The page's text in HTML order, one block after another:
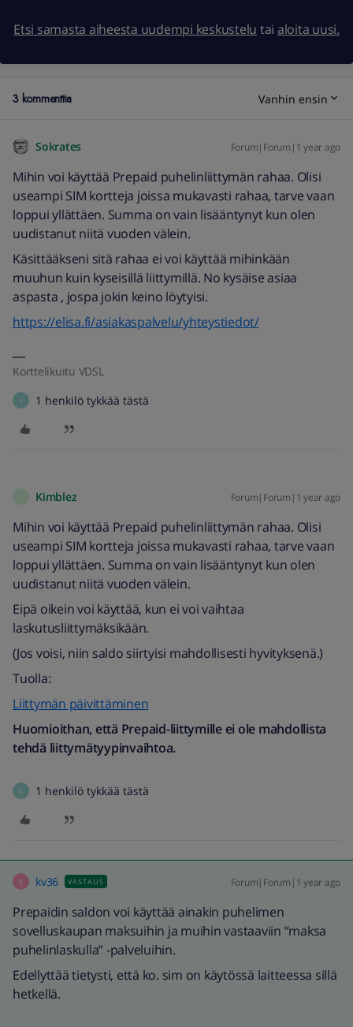
Etsi samasta aiheesta uudempi keskustelu tai aloita uusi.
3 kommenttia Vanhin ensin
Sokrates Forum|Forum|1 year ago
Mihin voi käyttää Prepaid puhelinliittymän rahaa. Olisi
useampi SIM kortteja joissa mukavasti rahaa, tarve vaan
loppui yllättäen. Summa on vain lisääntynyt kun olen
uudistanut niitä vuoden välein.
Käsittääkseni sitä rahaa ei voi käyttää mihinkään
muuhun kuin kyseisillä liittymillä. No kysäise asiaa
aspasta , jospa jokin keino löytyisi.
https://elisa.fi/asiakaspalvelu/yhteystiedot/
Korttelikuitu VDSL
V 1 henkilö tykkää tästä
Kimblez Forum|Forum|1 year ago
Mihin voi käyttää Prepaid puhelinliittymän rahaa. Olisi
useampi SIM kortteja joissa mukavasti rahaa, tarve vaan
loppui yllättäen. Summa on vain lisääntynyt kun olen
uudistanut niitä vuoden välein.
Eipä oikein voi käyttää, kun ei voi vaihtaa
laskutusliittymäksikään.
(Jos voisi, niin saldo siirtyisi mahdollisesti hyvityksenä.)
Tuolla:
Liittymän päivittäminen
Huomioithan, että Prepaid-liittymille ei ole mahdollista
tehdä liittymätyypinvaihtoa.
V 1 henkilö tykkää tästä
K kv36 VASTAUS Forum|Forum|1 year ago
Prepaidin saldon voi käyttää ainakin puhelimen
sovelluskaupan maksuihin ja muihin vastaaviin “maksa
puhelinlaskulla” -palveluihin.
Edellyttää tietysti, että ko. sim on käytössä laitteessa sillä
hetkellä.